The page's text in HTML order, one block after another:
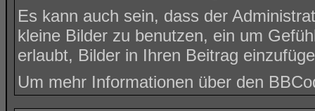
Es kann auch sein, dass der
kleine Bilder zu benutzen, ein um
erlaubt, Bilder in Ihren Beitrag
Um mehr Informationen über den